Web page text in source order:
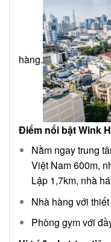
hàng.
Điểm nổi bật Wink
Nằm ngay trung
Việt Nam 600m,
Lập 1,7km, nhà
Nhà hàng với
Phòng gym với